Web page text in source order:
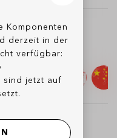
Komponenten
derzeit in der
verfügbar:
sind jetzt auf